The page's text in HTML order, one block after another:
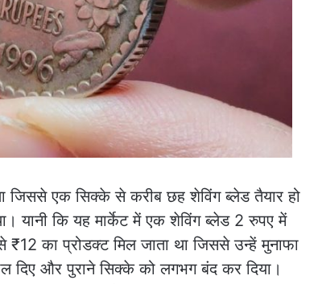
एक सिक्के से करीब छह शेविंग ब्लेड तैयार हो
यानी कि यह मार्केट में एक शेविंग ब्लेड 2 रुपए में
का प्रोडक्ट मिल जाता था जिससे उन्हें मुनाफा
दिए और पुराने सिक्के को लगभग बंद कर दिया।